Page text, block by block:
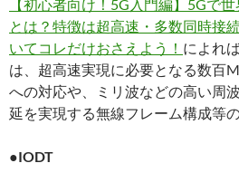
【初心者向け！5G入門編】5Gで
とは？特徴は超高速・多数同時接
いてコレだけおさえよう！ によれ
は、超高速実現に必要となる数百
への対応や、ミリ波などの高い周
延を実現する無線フレーム構成等
●IODT